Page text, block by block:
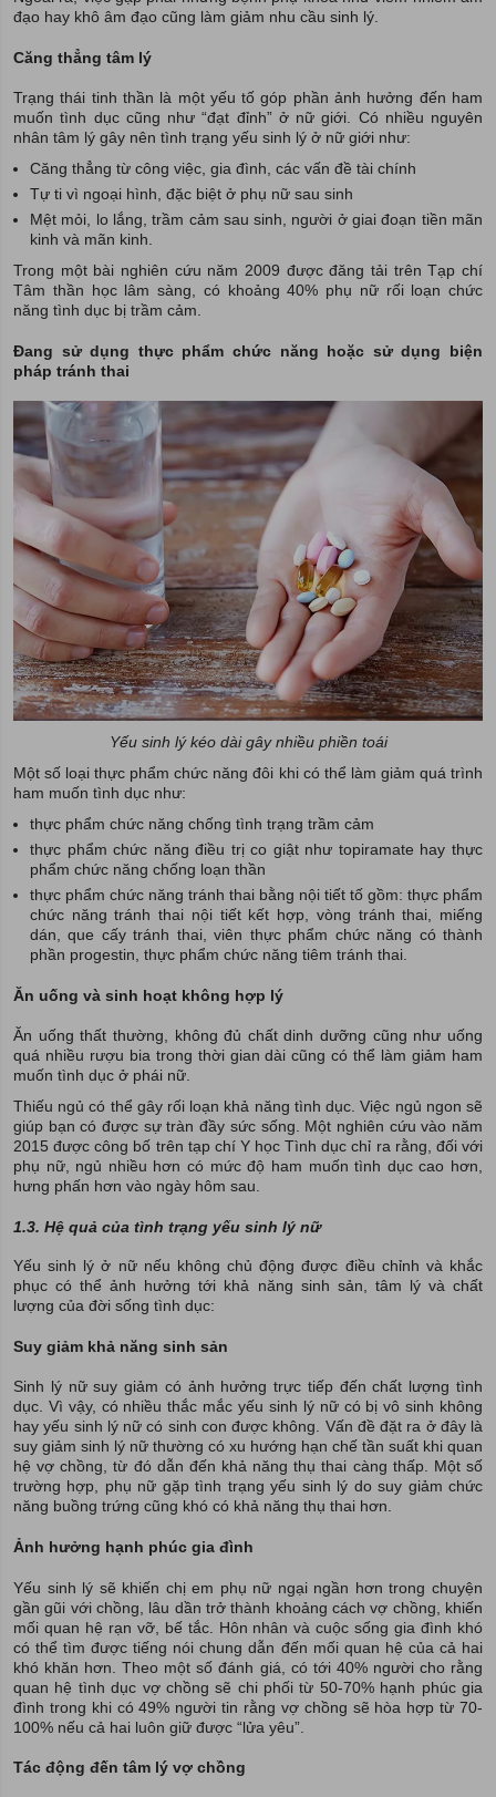
đạo hay khô âm đạo cũng làm giảm nhu cầu sinh lý.
Căng thẳng tâm lý
Trạng thái tinh thần là một yếu tố góp phần ảnh hưởng đến ham
muốn tình dục cũng như “đạt đỉnh” ở nữ giới. Có nhiều nguyên
nhân tâm lý gây nên tình trạng yếu sinh lý ở nữ giới như:
Căng thẳng từ công việc, gia đình, các vấn đề tài chính
Tự ti vì ngoại hình, đặc biệt ở phụ nữ sau sinh
Mệt mỏi, lo lắng, trầm cảm sau sinh, người ở giai đoạn tiền mãn
kinh và mãn kinh.
Trong một bài nghiên cứu năm 2009 được đăng tải trên Tạp chí
Tâm thần học lâm sàng, có khoảng 40% phụ nữ rối loạn chức
năng tình dục bị trầm cảm.
Đang sử dụng thực phẩm chức năng hoặc sử dụng biện
pháp tránh thai
Yếu sinh lý kéo dài gây nhiều phiền toái
Một số loại thực phẩm chức năng đôi khi có thể làm giảm quá trình
ham muốn tình dục như:
thực phẩm chức năng chống tình trạng trầm cảm
thực phẩm chức năng điều trị co giật như topiramate hay thực
phẩm chức năng chống loạn thần
thực phẩm chức năng tránh thai bằng nội tiết tố gồm: thực phẩm
chức năng tránh thai nội tiết kết hợp, vòng tránh thai, miếng
dán, que cấy tránh thai, viên thực phẩm chức năng có thành
phần progestin, thực phẩm chức năng tiêm tránh thai.
Ăn uống và sinh hoạt không hợp lý
Ăn uống thất thường, không đủ chất dinh dưỡng cũng như uống
quá nhiều rượu bia trong thời gian dài cũng có thể làm giảm ham
muốn tình dục ở phái nữ.
Thiếu ngủ có thể gây rối loạn khả năng tình dục. Việc ngủ ngon sẽ
giúp bạn có được sự tràn đầy sức sống. Một nghiên cứu vào năm
2015 được công bố trên tạp chí Y học Tình dục chỉ ra rằng, đối với
phụ nữ, ngủ nhiều hơn có mức độ ham muốn tình dục cao hơn,
hưng phấn hơn vào ngày hôm sau.
1.3. Hệ quả của tình trạng yếu sinh lý nữ
Yếu sinh lý ở nữ nếu không chủ động được điều chỉnh và khắc
phục có thể ảnh hưởng tới khả năng sinh sản, tâm lý và chất
lượng của đời sống tình dục:
Suy giảm khả năng sinh sản
Sinh lý nữ suy giảm có ảnh hưởng trực tiếp đến chất lượng tình
dục. Vì vậy, có nhiều thắc mắc yếu sinh lý nữ có bị vô sinh không
hay yếu sinh lý nữ có sinh con được không. Vấn đề đặt ra ở đây là
suy giảm sinh lý nữ thường có xu hướng hạn chế tần suất khi quan
hệ vợ chồng, từ đó dẫn đến khả năng thụ thai càng thấp. Một số
trường hợp, phụ nữ gặp tình trạng yếu sinh lý do suy giảm chức
năng buồng trứng cũng khó có khả năng thụ thai hơn.
Ảnh hưởng hạnh phúc gia đình
Yếu sinh lý sẽ khiến chị em phụ nữ ngại ngần hơn trong chuyện
gần gũi với chồng, lâu dần trở thành khoảng cách vợ chồng, khiến
mối quan hệ rạn vỡ, bế tắc. Hôn nhân và cuộc sống gia đình khó
có thể tìm được tiếng nói chung dẫn đến mối quan hệ của cả hai
khó khăn hơn. Theo một số đánh giá, có tới 40% người cho rằng
quan hệ tình dục vợ chồng sẽ chi phối từ 50-70% hạnh phúc gia
đình trong khi có 49% người tin rằng vợ chồng sẽ hòa hợp từ 70-
100% nếu cả hai luôn giữ được “lửa yêu”.
Tác động đến tâm lý vợ chồng